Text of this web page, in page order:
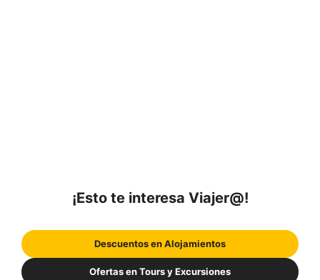
¡Esto te interesa Viajer@!
Descuentos en Alojamientos
Ofertas en Tours y Excursiones